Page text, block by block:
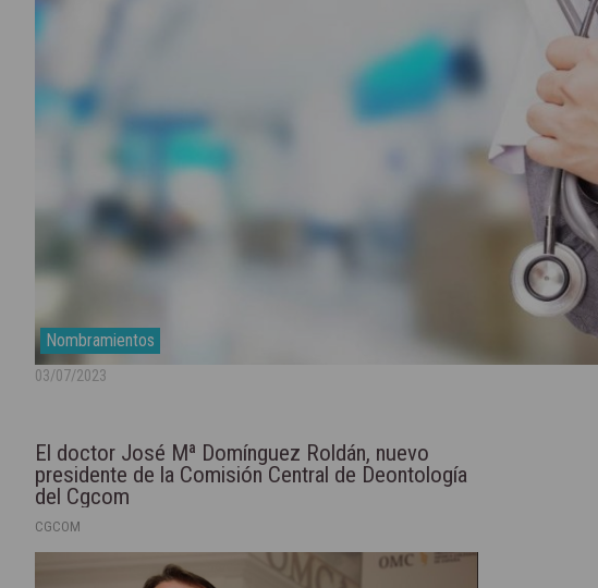
Nombramientos
03/07/2023
El doctor José Mª Domínguez Roldán, nuevo
presidente de la Comisión Central de Deontología
del Cgcom
CGCOM